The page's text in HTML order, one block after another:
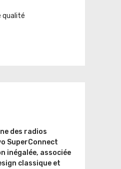
qualité
des radios
SuperConnect
inégalée, associée
classique et